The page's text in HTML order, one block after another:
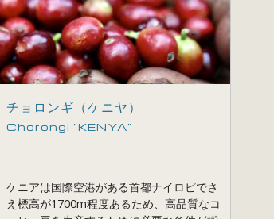
チョロンギ（ケニヤ）
Chorongi ”KENYA”
ケニアは国際空港がある首都ナイロビでさ
え標高が1700m程度あるため、高品質なコ